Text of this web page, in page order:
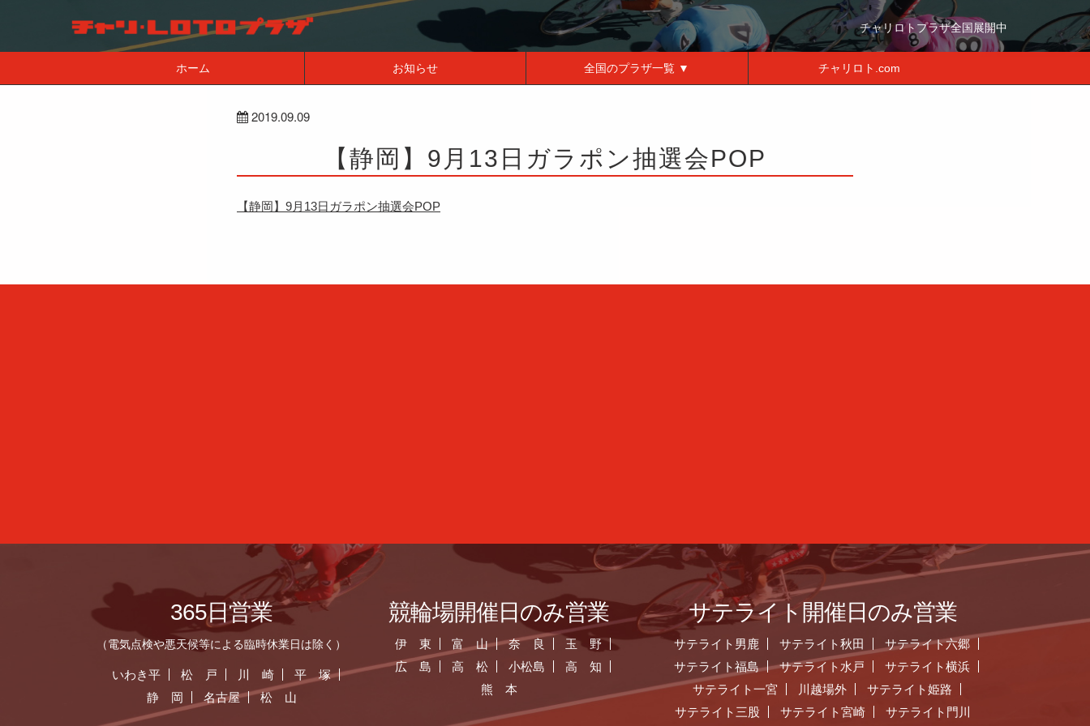
チャリロトプラザ全国展開中
ホーム お知らせ 全国のプラザ一覧 ▼ チャリロト.com
2019.09.09
【静岡】9月13日ガラポン抽選会POP
【静岡】9月13日ガラポン抽選会POP
365日営業
（電気点検や悪天候等による臨時休業日は除く）
いわき平 松 戸 川 崎
平 塚
静 岡
名古屋 松 山
競輪場開催日のみ営業
伊 東 富 山 奈 良
玉 野
広 島
高 松 小松島
高 知
熊 本
サテライト開催日のみ営業
サテライト男鹿 サテライト秋田
サテライト六郷
サテライト福島
サテライト水戸
サテライト横浜
サテライト一宮
川越場外
サテライト姫路
サテライト三股
サテライト宮崎 サテライト門川